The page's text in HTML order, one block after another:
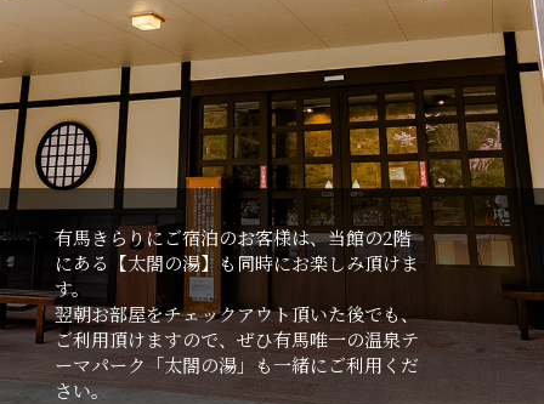
有⾺きらりにご宿泊のお客様は、当館の2階
にある【太閤の湯】も同時にお楽しみ頂けま
す。
翌朝お部屋をチェックアウト頂いた後でも、
ご利⽤頂けますので、ぜひ有⾺唯⼀の温泉テ
ーマパーク「太閤の湯」も⼀緒にご利⽤くだ
さい。